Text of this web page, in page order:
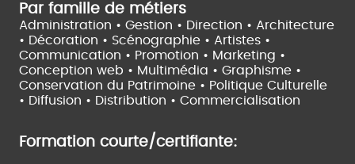
Par famille de métiers
Administration • Gestion • Direction • Architecture
• Décoration • Scénographie • Artistes •
Communication • Promotion • Marketing •
Conception web • Multimédia • Graphisme •
Conservation du Patrimoine • Politique Culturelle
• Diffusion • Distribution • Commercialisation
Formation courte/certifiante: